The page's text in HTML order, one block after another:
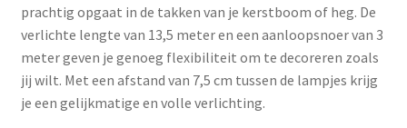
prachtig opgaat in de takken van je kerstboom of heg. De
verlichte lengte van 13,5 meter en een aanloopsnoer van 3
meter geven je genoeg flexibiliteit om te decoreren zoals
jij wilt. Met een afstand van 7,5 cm tussen de lampjes krijg
je een gelijkmatige en volle verlichting.